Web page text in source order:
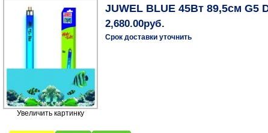
Увеличить картинку
JUWEL BLUE 45Вт 89,5см
2,680.00руб.
Срок доставки уточнить